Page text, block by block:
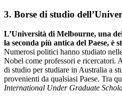
3. Borse di studio
L’Università di Melbourne, una
la seconda più antica del Paese, è
Numerosi politici hanno studiato
Nobel come professori e ricercatori.
di studio per studiare in Australia a
provenienti da qualsiasi Paese. Tra
International Under Graduate